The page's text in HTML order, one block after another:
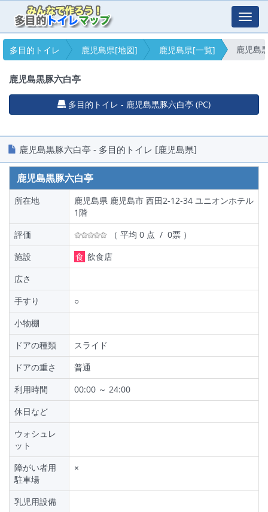
多目的トイレ
鹿児島県[地図] 鹿児島県[一覧] 鹿児島
鹿児島黒豚六白亭
多目的トイレ - 鹿児島黒豚六白亭 (PC)
鹿児島黒豚六白亭 - 多目的トイレ [鹿児島県]
鹿児島黒豚六白亭
所在地
鹿児島県 鹿児島市 西田2-12-34 ユニオンホテル
1階
評価
（ 平均 0 点 / 0票 ）
施設
食 飲食店
広さ
手すり
○
小物棚
ドアの種類
スライド
ドアの重さ
普通
利用時間
00:00 ～ 24:00
休日など
ウォシュレ
ット
障がい者用
駐車場
×
乳児用設備